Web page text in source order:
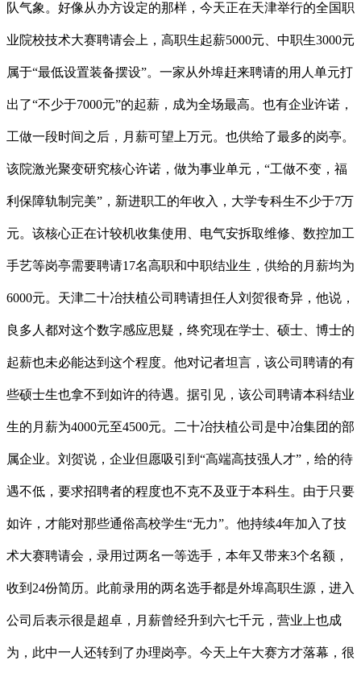
队气象。好像从办方设定的那样，今天正在天津举行的全国职
业院校技术大赛聘请会上，高职生起薪5000元、中职生3000元
属于“最低设置装备摆设”。一家从外埠赶来聘请的用人单元打
出了“不少于7000元”的起薪，成为全场最高。也有企业许诺，
工做一段时间之后，月薪可望上万元。也供给了最多的岗亭。
该院激光聚变研究核心许诺，做为事业单元，“工做不变，福
利保障轨制完美”，新进职工的年收入，大学专科生不少于7万
元。该核心正在计较机收集使用、电气安拆取维修、数控加工
手艺等岗亭需要聘请17名高职和中职结业生，供给的月薪均为
6000元。天津二十冶扶植公司聘请担任人刘贺很奇异，他说，
良多人都对这个数字感应思疑，终究现在学士、硕士、博士的
起薪也未必能达到这个程度。他对记者坦言，该公司聘请的有
些硕士生也拿不到如许的待遇。据引见，该公司聘请本科结业
生的月薪为4000元至4500元。二十冶扶植公司是中冶集团的部
属企业。刘贺说，企业但愿吸引到“高端高技强人才”，给的待
遇不低，要求招聘者的程度也不克不及亚于本科生。由于只要
如许，才能对那些通俗高校学生“无力”。他持续4年加入了技
术大赛聘请会，录用过两名一等选手，本年又带来3个名额，
收到24份简历。此前录用的两名选手都是外埠高职生源，进入
公司后表示很是超卓，月薪曾经升到六七千元，营业上也成
为，此中一人还转到了办理岗亭。今天上午大赛方才落幕，很